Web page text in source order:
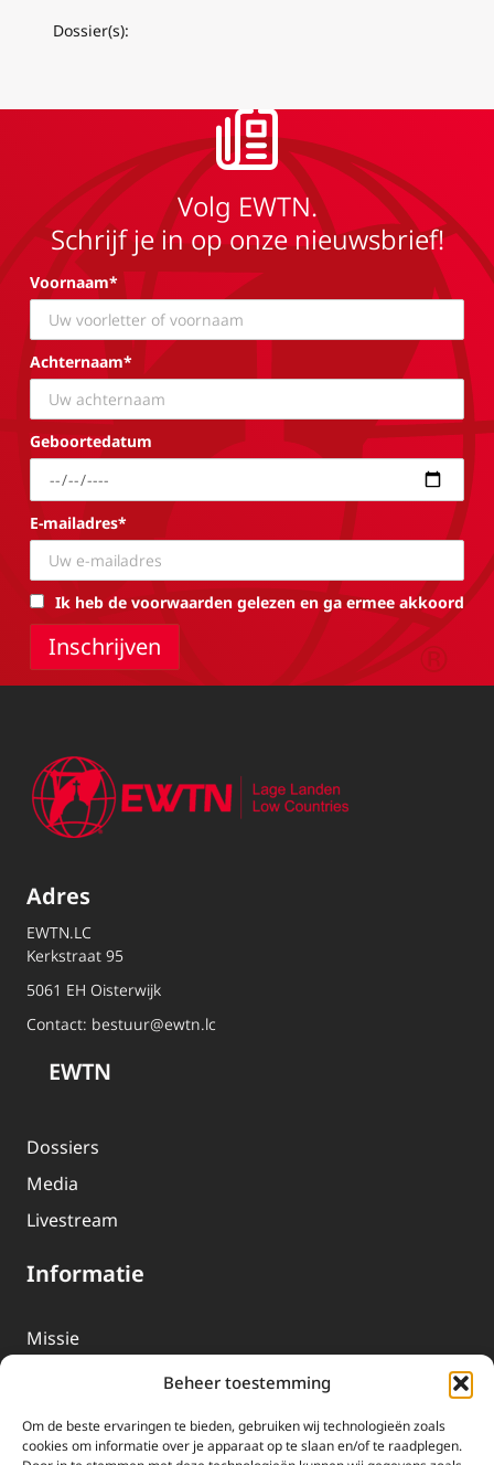
Beheer toestemming
Om de beste ervaringen te bieden, gebruiken wij technologieën zoals
cookies om informatie over je apparaat op te slaan en/of te raadplegen.
Dossier(s):
Volg EWTN.
Schrijf je in op onze nieuwsbrief!
Voornaam*
Achternaam*
Geboortedatum
E-mailadres*
Ik heb de voorwaarden gelezen en ga ermee akkoord
Adres
EWTN.LC
Kerkstraat 95
5061 EH Oisterwijk
Contact: bestuur@ewtn.lc
EWTN
Dossiers
Media
Livestream
Informatie
Missie
EWTN-Team